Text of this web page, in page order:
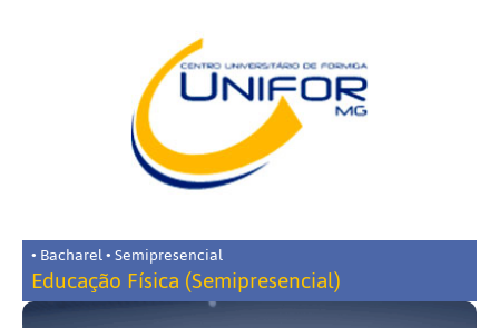
• Bacharel • Semipresencial
Educação Física (Semipresencial)